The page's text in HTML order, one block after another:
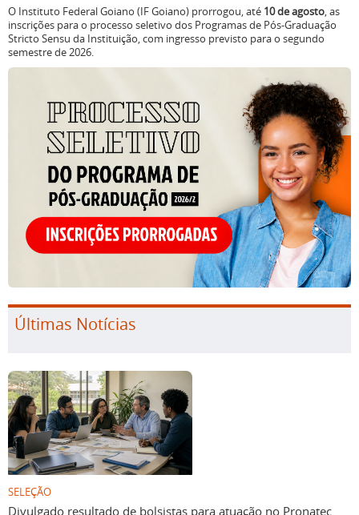
O Instituto Federal Goiano (IF Goiano) prorrogou, até 10 de agosto, as
inscrições para o processo seletivo dos Programas de Pós-Graduação
Stricto Sensu da Instituição, com ingresso previsto para o segundo
semestre de 2026.
Últimas Notícias
SELEÇÃO
Divulgado resultado de bolsistas para atuação no Pronatec